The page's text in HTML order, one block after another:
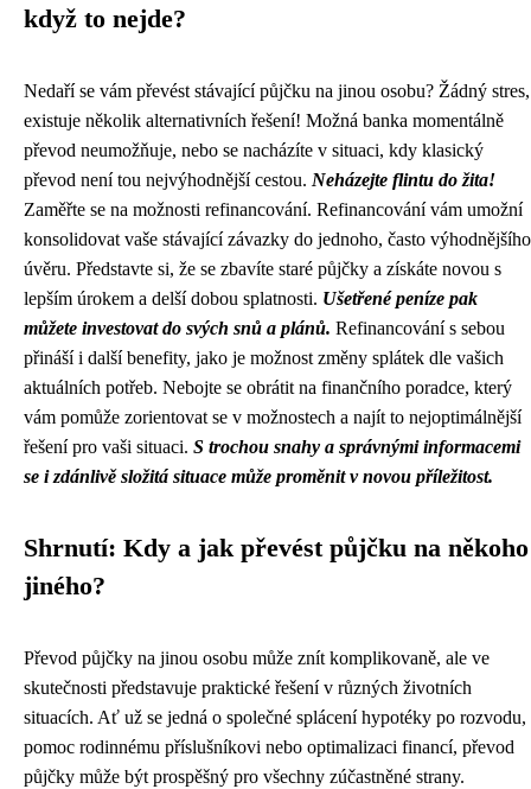
když to nejde?
Nedaří se vám převést stávající půjčku na jinou osobu? Žádný stres,
existuje několik alternativních řešení! Možná banka momentálně
převod neumožňuje, nebo se nacházíte v situaci, kdy klasický
převod není tou nejvýhodnější cestou. Neházejte flintu do žita!
Zaměřte se na možnosti refinancování. Refinancování vám umožní
konsolidovat vaše stávající závazky do jednoho, často výhodnějšího
úvěru. Představte si, že se zbavíte staré půjčky a získáte novou s
lepším úrokem a delší dobou splatnosti. Ušetřené peníze pak
můžete investovat do svých snů a plánů. Refinancování s sebou
přináší i další benefity, jako je možnost změny splátek dle vašich
aktuálních potřeb. Nebojte se obrátit na finančního poradce, který
vám pomůže zorientovat se v možnostech a najít to nejoptimálnější
řešení pro vaši situaci. S trochou snahy a správnými informacemi
se i zdánlivě složitá situace může proměnit v novou příležitost.
Shrnutí: Kdy a jak převést půjčku na někoho
jiného?
Převod půjčky na jinou osobu může znít komplikovaně, ale ve
skutečnosti představuje praktické řešení v různých životních
situacích. Ať už se jedná o společné splácení hypotéky po rozvodu,
pomoc rodinnému příslušníkovi nebo optimalizaci financí, převod
půjčky může být prospěšný pro všechny zúčastněné strany.